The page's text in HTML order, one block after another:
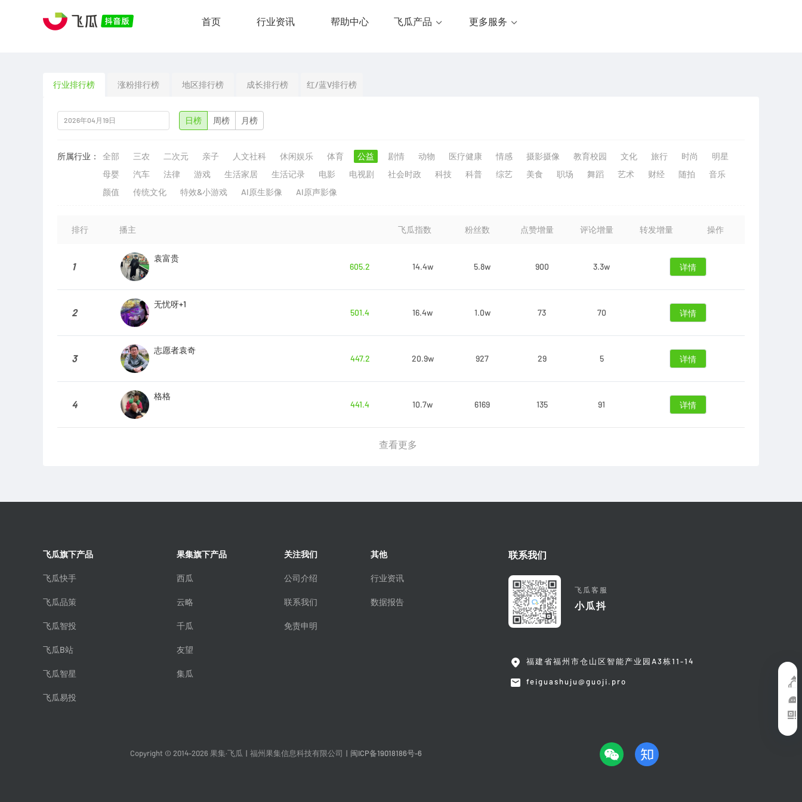
首页 行业资讯 帮助中心 飞瓜产品 更多服务
行业排行榜 涨粉排行榜 地区排行榜 成长排行榜 红/蓝V排行榜
日榜 周榜 月榜
所属行业： 全部 三农 二次元 亲子 人文社科 休闲娱乐 体育 公益 剧情 动物 医疗健康 情感 摄影摄像 教育校园 文化 旅行 时尚
明星
母婴
汽车 法律 游戏 生活家居 生活记录 电影 电视剧 社会时政 科技 科普 综艺 美食 职场 舞蹈 艺术 财经 随拍
音乐
颜值
传统文化 特效&小游戏 AI原生影像 AI原声影像
排行 播主 飞瓜指数 粉丝数 点赞增量 评论增量 转发增量 操作
1
袁富贵
605.2
14.4w 5.8w 900 3.3w 详情
2
无忧呀+1
501.4
16.4w 1.0w 73 70 详情
3
志愿者袁奇
447.2
20.9w 927 29 5 详情
4
格格
441.4
10.7w 6169 135 91 详情
查看更多
飞瓜旗下产品
飞瓜快手
飞瓜品策
飞瓜智投
飞瓜B站
飞瓜智星
飞瓜易投
果集旗下产品
西瓜
云略
千瓜
友望
集瓜
关注我们
公司介绍
联系我们
免责申明
其他
行业资讯
数据报告
联系我们
飞瓜客服
小瓜抖
福建省福州市仓山区智能产业园A3栋11-14
feiguashuju@guoji.pro
Copyright © 2014-2026 果集·飞瓜 福州果集信息科技有限公司 闽ICP备19018186号-6
在
线
服
微
关